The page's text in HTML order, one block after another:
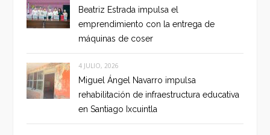
Beatriz Estrada impulsa el
emprendimiento con la entrega de
máquinas de coser
4 JULIO, 2026
Miguel Ángel Navarro impulsa
rehabilitación de infraestructura educativa
en Santiago Ixcuintla